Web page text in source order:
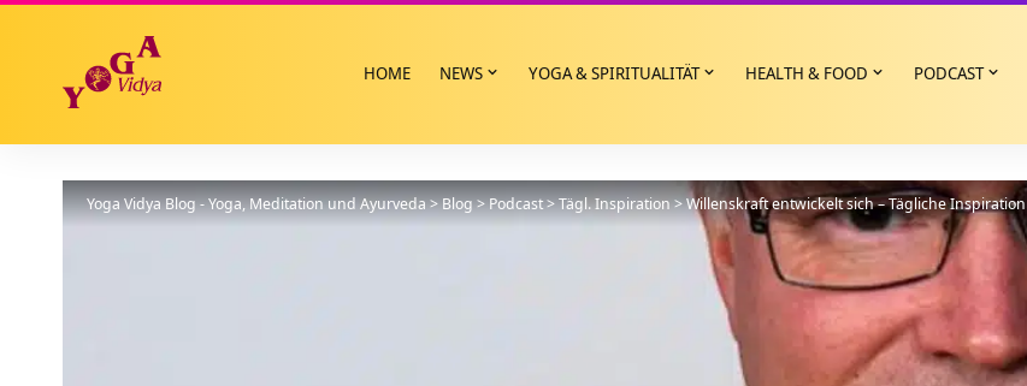
HOME NEWS YOGA & SPIRITUALITÄT HEALTH & FOOD PODCAST
Yoga Vidya Blog - Yoga, Meditation und Ayurveda>Blog>Podcast>Tägl. Inspiration>Willenskraft entwickelt sich – Tägliche Inspiration